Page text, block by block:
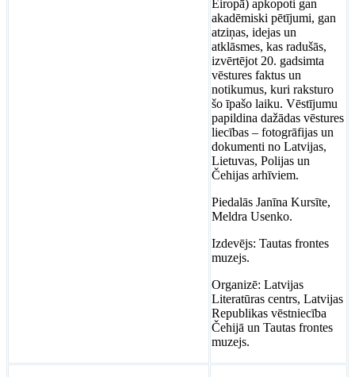
Eiropā) apkopoti gan
akadēmiski pētījumi, gan
atziņas, idejas un
atklāsmes, kas radušās,
izvērtējot 20. gadsimta
vēstures faktus un
notikumus, kuri raksturo
šo īpašo laiku. Vēstījumu
papildina dažādas vēstures
liecības – fotogrāfijas un
dokumenti no Latvijas,
Lietuvas, Polijas un
Čehijas arhīviem.
Piedalās Janīna Kursīte,
Meldra Usenko.
Izdevējs: Tautas frontes
muzejs.
Organizē: Latvijas
Literatūras centrs, Latvijas
Republikas vēstniecība
Čehijā un Tautas frontes
muzejs.